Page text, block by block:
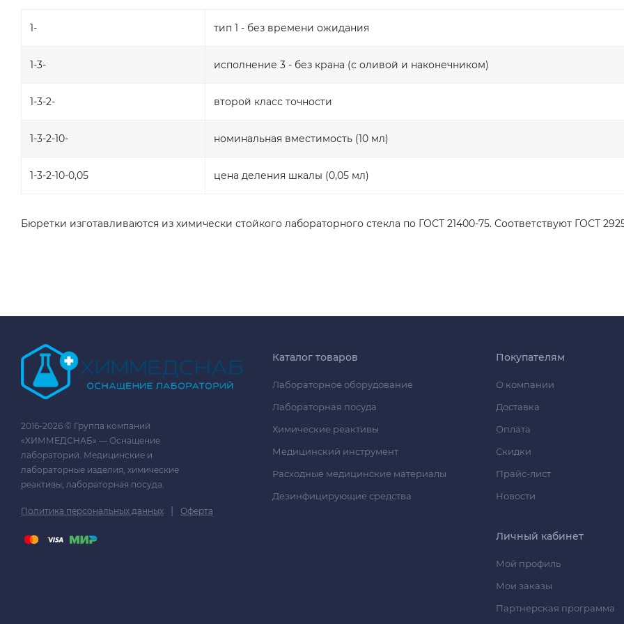
1- тип 1 - без времени ожидания
1-3- исполнение 3 - без крана (с оливой и наконечником)
1-3-2- второй класс точности
1-3-2-10- номинальная вместимость (10 мл)
1-3-2-10-0,05 цена деления шкалы (0,05 мл)
Бюретки изготавливаются из химически стойкого лабораторного стекла по ГОСТ 21400-75. Соответствуют ГОСТ
2016-2026 © Группа компаний
«ХИММЕДСНАБ» — Оснащение
лабораторий. Медицинские и
лабораторные изделия, химические
реактивы, лабораторная посуда.
Политика персональных данных | Оферта
Каталог товаров
Лабораторное оборудование
Лабораторная посуда
Химические реактивы
Медицинский инструмент
Расходные медицинские материалы
Дезинфицирующие средства
Покупателям
О компании
Доставка
Оплата
Скидки
Прайс-лист
Новости
Личный кабинет
Мой профиль
Мои заказы
Партнерская программа